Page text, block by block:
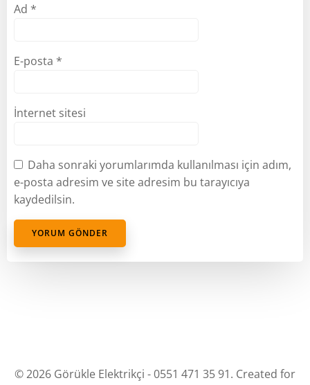
Ad *
E-posta *
İnternet sitesi
Daha sonraki yorumlarımda kullanılması için adım,
e-posta adresim ve site adresim bu tarayıcıya
kaydedilsin.
© 2026 Görükle Elektrikçi - 0551 471 35 91. Created for